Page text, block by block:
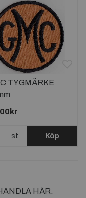
TYGMÄRKE
st Köp
HÄR.